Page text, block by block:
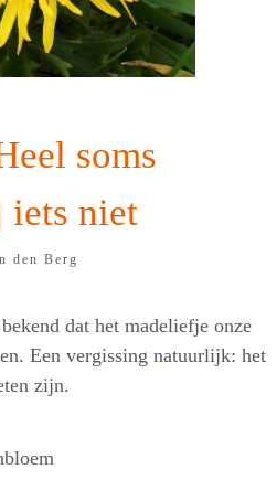
soms
niet
den Berg
dat het madeliefje onze
Een vergissing natuurlijk: het
zijn.